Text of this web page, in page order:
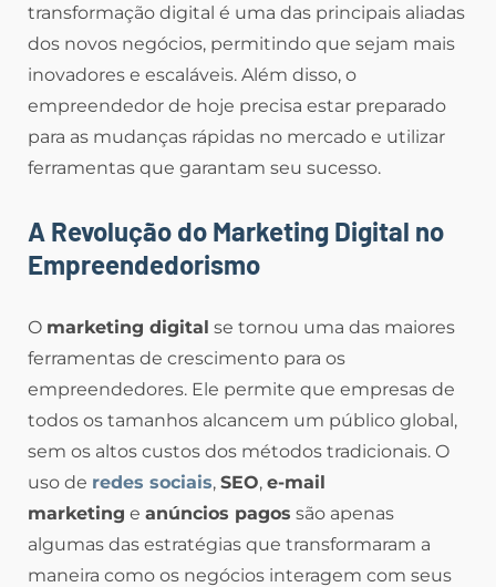
transformação digital é uma das principais aliadas
dos novos negócios, permitindo que sejam mais
inovadores e escaláveis. Além disso, o
empreendedor de hoje precisa estar preparado
para as mudanças rápidas no mercado e utilizar
ferramentas que garantam seu sucesso.
A Revolução do Marketing Digital no
Empreendedorismo
O marketing digital se tornou uma das maiores
ferramentas de crescimento para os
empreendedores. Ele permite que empresas de
todos os tamanhos alcancem um público global,
sem os altos custos dos métodos tradicionais. O
uso de redes sociais, SEO, e-mail
marketing e anúncios pagos são apenas
algumas das estratégias que transformaram a
maneira como os negócios interagem com seus